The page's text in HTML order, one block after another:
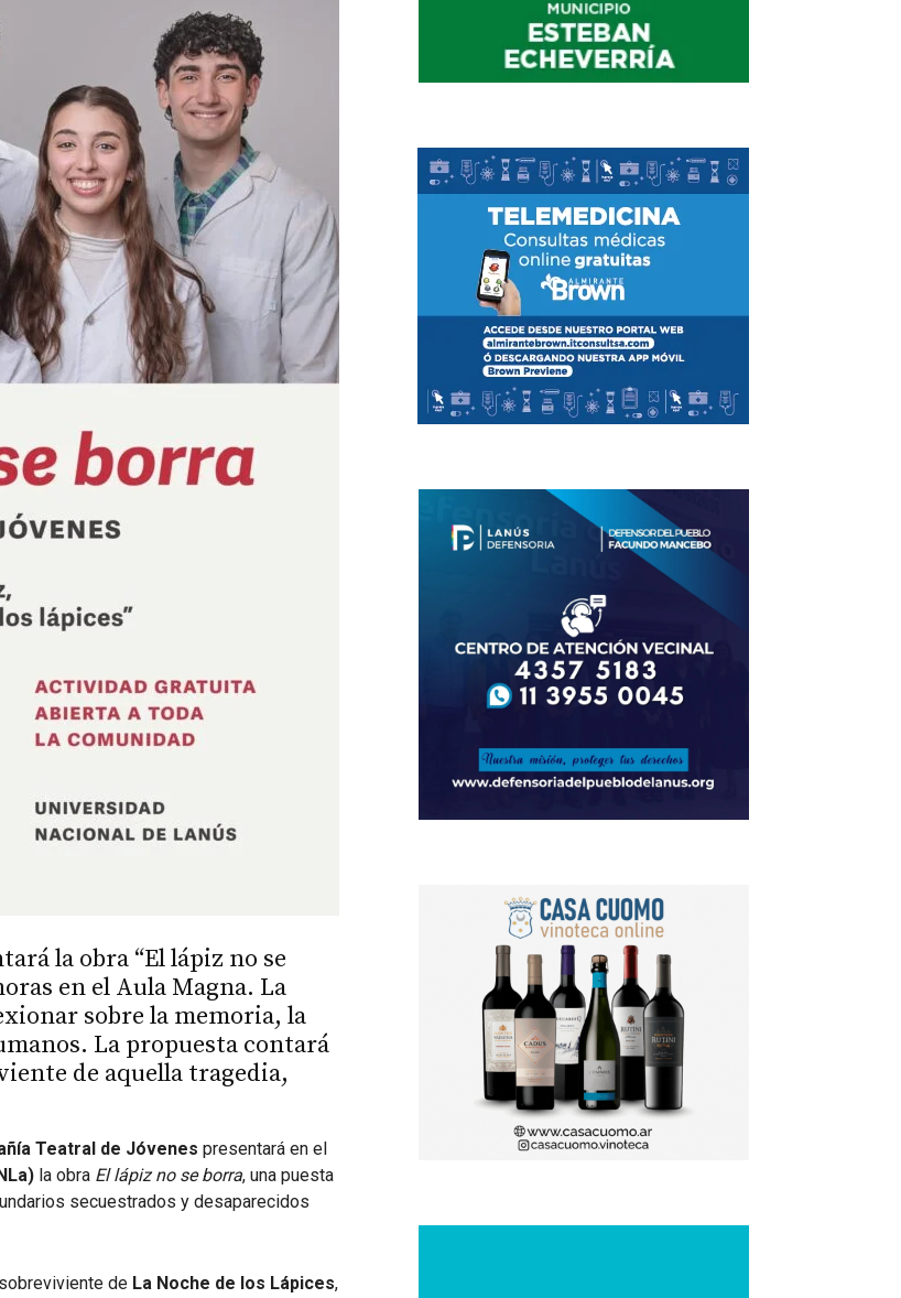
la obra “El lápiz no se
en el Aula Magna. La
sobre la memoria, la
La propuesta contará
de aquella tragedia,
Teatral de Jóvenes presentará en el
la obra El lápiz no se borra, una puesta
secuestrados y desaparecidos
de La Noche de los Lápices,